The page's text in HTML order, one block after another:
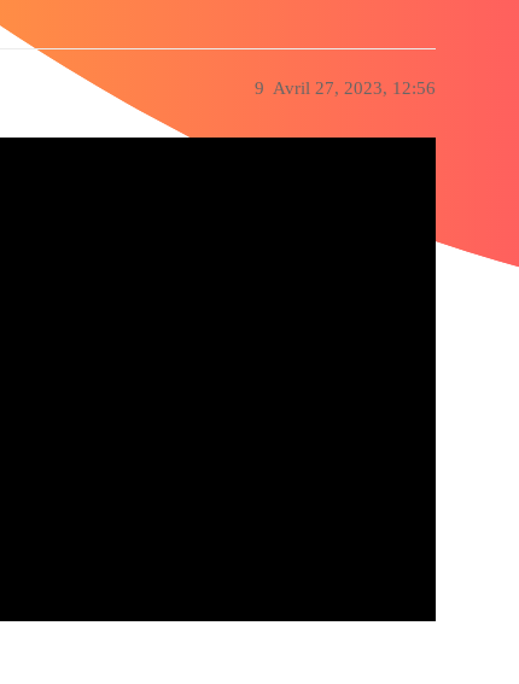
Avril 27, 2023, 12:56
9